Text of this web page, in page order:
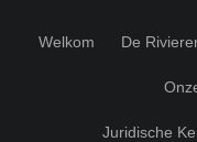
Welkom De
Juridische